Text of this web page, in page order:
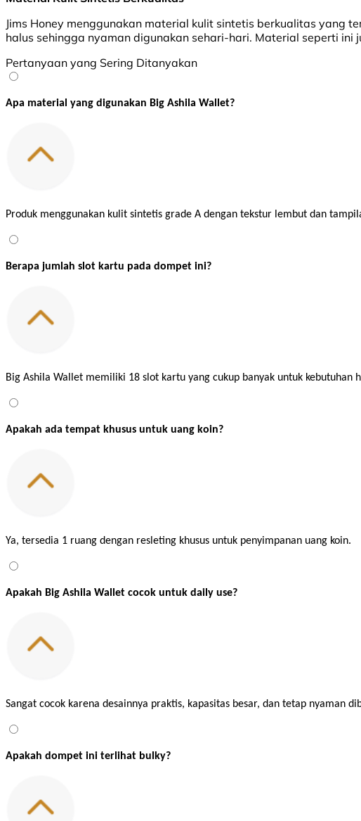
Jims Honey menggunakan material kulit sintetis berkualitas yang
halus sehingga nyaman digunakan sehari-hari. Material seperti
Pertanyaan yang Sering Ditanyakan
Apa material yang digunakan Big Ashila Wallet?
Produk menggunakan kulit sintetis grade A dengan tekstur lembut dan
Berapa jumlah slot kartu pada dompet ini?
Big Ashila Wallet memiliki 18 slot kartu yang cukup banyak untuk kebutuhan
Apakah ada tempat khusus untuk uang koin?
Ya, tersedia 1 ruang dengan resleting khusus untuk penyimpanan uang koin.
Apakah Big Ashila Wallet cocok untuk daily use?
Sangat cocok karena desainnya praktis, kapasitas besar, dan tetap nyaman
Apakah dompet ini terlihat bulky?